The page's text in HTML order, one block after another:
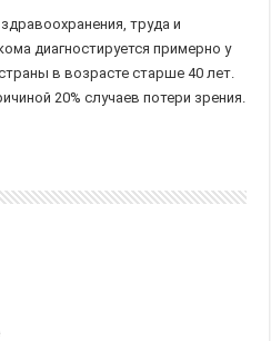
труда и
диагностируется примерно у
в возрасте старше 40 лет.
20% случаев потери зрения.